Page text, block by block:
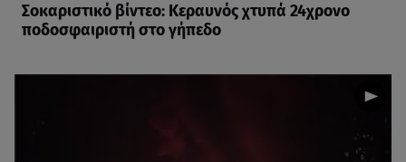
Σοκαριστικό βίντεο: Κεραυνός χτυπά 24χρονο
ποδοσφαιριστή στο γήπεδο